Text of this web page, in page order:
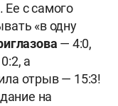
с самого
«в одну
— 4:0,
а
отрыв — 15:3!
на